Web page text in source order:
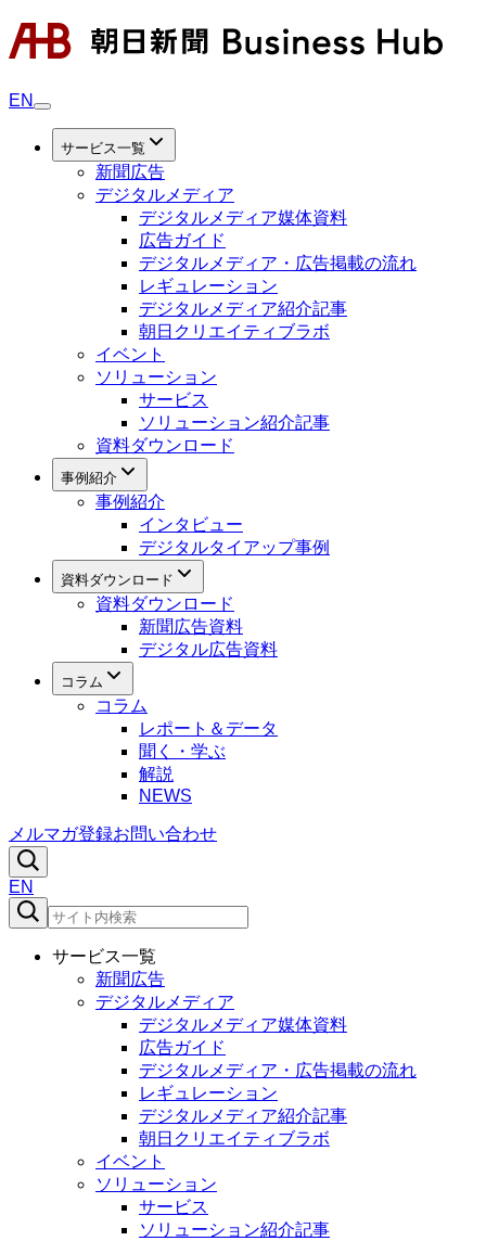
EN
サービス一覧
新聞広告
デジタルメディア
デジタルメディア媒体資料
広告ガイド
デジタルメディア・広告掲載の流れ
レギュレーション
デジタルメディア紹介記事
朝日クリエイティブラボ
イベント
ソリューション
サービス
ソリューション紹介記事
資料ダウンロード
事例紹介
事例紹介
インタビュー
デジタルタイアップ事例
資料ダウンロード
資料ダウンロード
新聞広告資料
デジタル広告資料
コラム
コラム
レポート＆データ
聞く・学ぶ
解説
NEWS
メルマガ登録お問い合わせ
EN
サービス一覧
新聞広告
デジタルメディア
デジタルメディア媒体資料
広告ガイド
デジタルメディア・広告掲載の流れ
レギュレーション
デジタルメディア紹介記事
朝日クリエイティブラボ
イベント
ソリューション
サービス
ソリューション紹介記事